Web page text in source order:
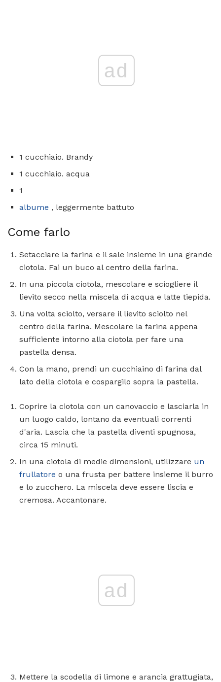
ad
1 cucchiaio. Brandy
1 cucchiaio. acqua
1
albume , leggermente battuto
Come farlo
Setacciare la farina e il sale insieme in una grande
ciotola. Fai un buco al centro della farina.
In una piccola ciotola, mescolare e sciogliere il
lievito secco nella miscela di acqua e latte tiepida.
Una volta sciolto, versare il lievito sciolto nel
centro della farina. Mescolare la farina appena
sufficiente intorno alla ciotola per fare una
pastella densa.
Con la mano, prendi un cucchiaino di farina dal
lato della ciotola e cospargilo sopra la pastella.
Coprire la ciotola con un canovaccio e lasciarla in
un luogo caldo, lontano da eventuali correnti
d'aria. Lascia che la pastella diventi spugnosa,
circa 15 minuti.
In una ciotola di medie dimensioni, utilizzare un
frullatore o una frusta per battere insieme il burro
e lo zucchero. La miscela deve essere liscia e
cremosa. Accantonare.
ad
Mettere la scodella di limone e arancia grattugiata,